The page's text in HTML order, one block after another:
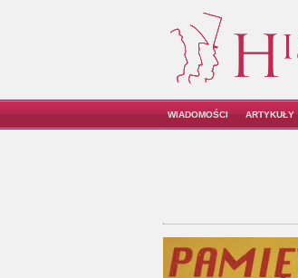
WIADOMOŚCI ARTYKUŁY